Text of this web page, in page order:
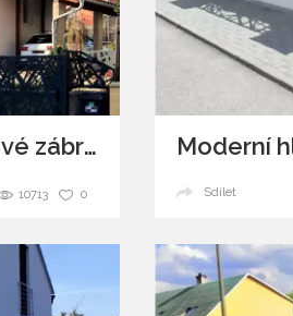
Moderní plot a balkonové zábradlí
0
10713 Sdílet